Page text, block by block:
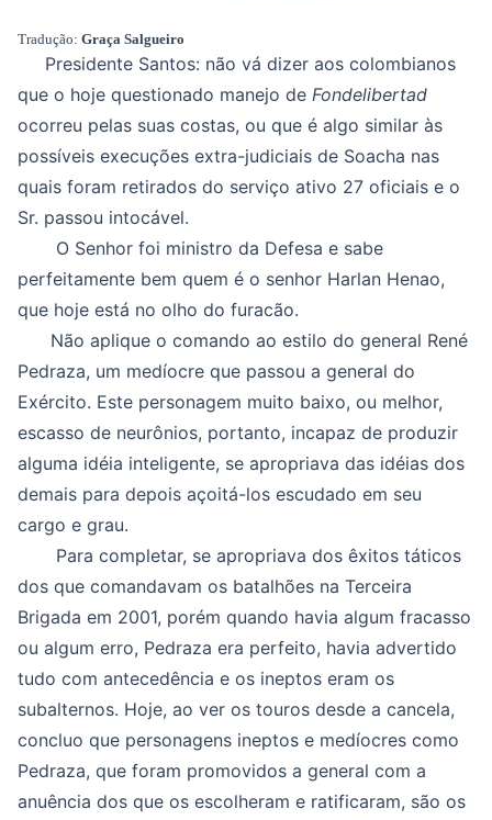
Tradução: Graça Salgueiro
Presidente Santos: não vá dizer aos colombianos
que o hoje questionado manejo de Fondelibertad
ocorreu pelas suas costas, ou que é algo similar às
possíveis execuções extra-judiciais de Soacha nas
quais foram retirados do serviço ativo 27 oficiais e o
Sr. passou intocável.
O Senhor foi ministro da Defesa e sabe
perfeitamente bem quem é o senhor Harlan Henao,
que hoje está no olho do furacão.
Não aplique o comando ao estilo do general René
Pedraza, um medíocre que passou a general do
Exército. Este personagem muito baixo, ou melhor,
escasso de neurônios, portanto, incapaz de produzir
alguma idéia inteligente, se apropriava das idéias dos
demais para depois açoitá-los escudado em seu
cargo e grau.
Para completar, se apropriava dos êxitos táticos
dos que comandavam os batalhões na Terceira
Brigada em 2001, porém quando havia algum fracasso
ou algum erro, Pedraza era perfeito, havia advertido
tudo com antecedência e os ineptos eram os
subalternos. Hoje, ao ver os touros desde a cancela,
concluo que personagens ineptos e medíocres como
Pedraza, que foram promovidos a general com a
anuência dos que os escolheram e ratificaram, são os